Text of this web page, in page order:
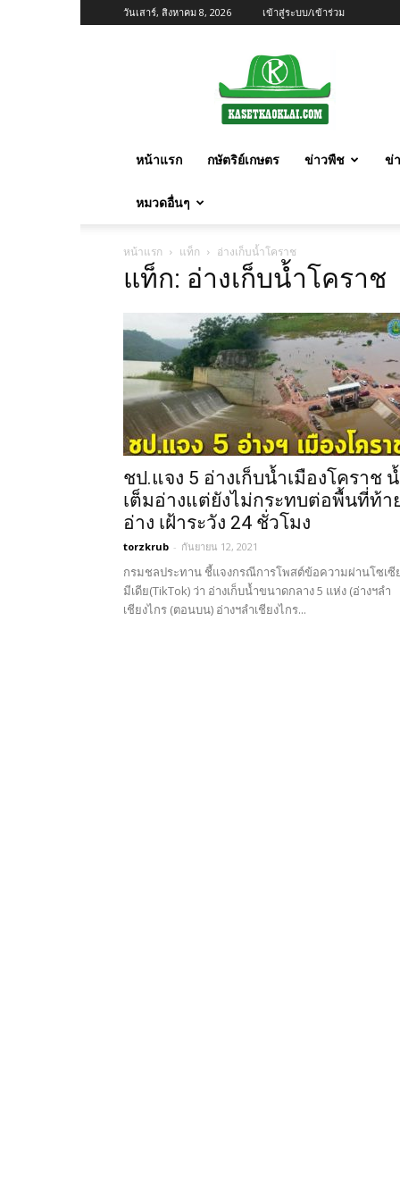
วันเสาร์, สิงหาคม 8, 2026 เข้าสู่ระบบ/เข้าร่วม
หน้าแรก กษัตริย์เกษตร ข่าวพืช ข่
หมวดอื่นๆ
หน้าแรก แท็ก อ่างเก็บน้ำโคราช
แท็ก: อ่างเก็บน้ำโคราช
ชป.แจง 5 อ่างเก็บน้ำเมืองโคราช
เต็มอ่างแต่ยังไม่กระทบต่อพื้นที่ท้า
อ่าง เฝ้าระวัง 24 ชั่วโมง
torzkrub - กันยายน 12, 2021
กรมชลประทาน ชี้แจงกรณีการโพสต์ข้อความผ่านโซเซี
มีเดีย(TikTok) ว่า อ่างเก็บน้ำขนาดกลาง 5 แห่ง (อ่างฯลำ
เชียงไกร (ตอนบน) อ่างฯลำเชียงไกร...